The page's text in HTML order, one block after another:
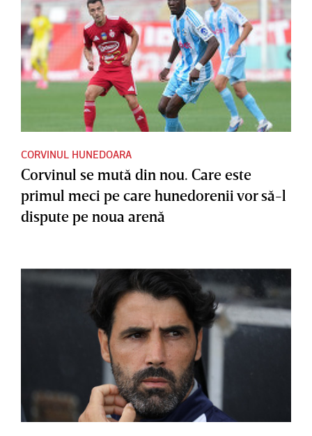
CORVINUL HUNEDOARA
Corvinul se mută din nou. Care este
primul meci pe care hunedorenii vor să-l
dispute pe noua arenă